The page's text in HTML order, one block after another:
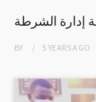
إدارة الشرطة
BY 5 YEARSAGO